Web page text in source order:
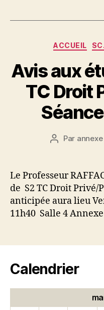
ACCUEIL
Avis aux
TC Droit
Auteur
Par annexe
Le Professeur
de S2 TC Droit Privé/
anticipée aura lieu
11h40 Salle 4
Calendrier